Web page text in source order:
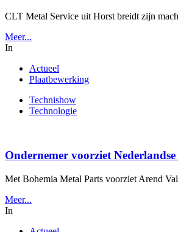
CLT Metal Service uit Horst breidt zijn
Meer...
In
Actueel
Plaatbewerking
Technishow
Technologie
Ondernemer voorziet
Met Bohemia Metal Parts voorziet Arend
Meer...
In